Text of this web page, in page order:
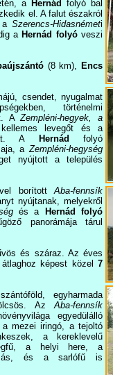
a Hernád folyó bal
el. A falut északról
aSzerencs-Hidasnémeti
a Hernád folyóveszi
(8 km), Encs
csendet, nyugalmat
történelmi
AZempléni-hegyek, a
levegőt és a
A
Hernád folyó
aZempléni-hegység
nyújtott a település
borítottAba-fennsík
nyújtanak, melyekről
és a
Hernád folyó
panorámája tárul
és száraz. Az éves
képest közel 7
egyharmada
AzAba-fennsík
egyedülálló
mezei iringó, a tejoltó
a kereklevelű
a helyi here, a
sás, és a sarlófű is